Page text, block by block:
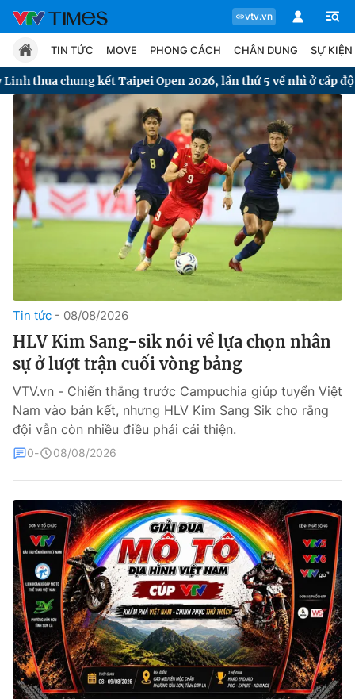
vtv.vn
Chuyên mục
Tin tức
Move
Chân dung
Sự kiện
Bóng đá
Thể thao Điện tử
Các môn khác
VIDEO
Bên lề
THỜI BÁO VTV
TIN TỨC MOVE PHONG CÁCH CHÂN DUNG SỰ KIỆN
Open 2026, lần thứ 5 về nhì ở cấp độ Super 300
Tin tức 08/08/2026
HLV Kim Sang-sik nói về lựa chọn nhân
sự ở lượt trận cuối vòng bảng
VTV.vn - Chiến thắng trước Campuchia giúp tuyển Việt
Nam vào bán kết, nhưng HLV Kim Sang Sik cho rằng
đội vẫn còn nhiều điều phải cải thiện.
0 08/08/2026